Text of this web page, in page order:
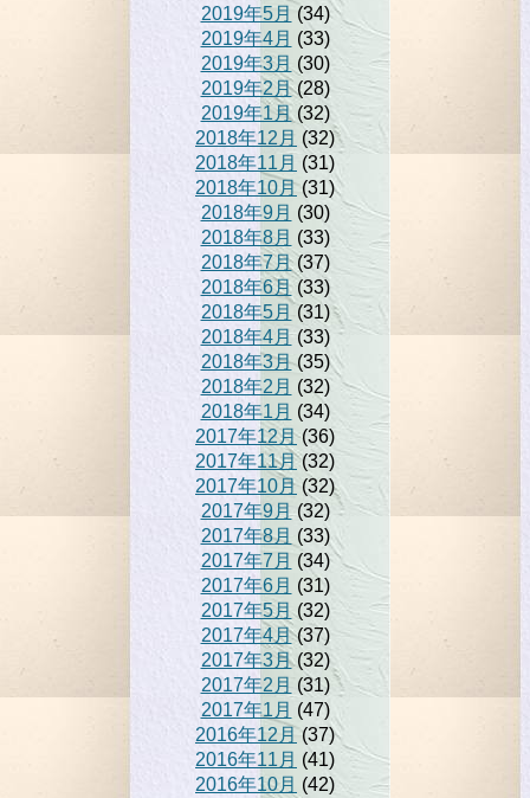
2019年5月 (34)
2019年4月 (33)
2019年3月 (30)
2019年2月(28)
2019年1月(32)
2018年12月 (32)
2018年11月 (31)
2018年10月 (31)
2018年9月 (30)
2018年8月 (33)
2018年7月(37)
2018年6月(33)
2018年5月 (31)
2018年4月(33)
2018年3月(35)
2018年2月 (32)
2018年1月 (34)
2017年12月(36)
2017年11月(32)
2017年10月 (32)
2017年9月(32)
2017年8月 (33)
2017年7月 (34)
2017年6月 (31)
2017年5月 (32)
2017年4月(37)
2017年3月(32)
2017年2月 (31)
2017年1月 (47)
2016年12月 (37)
2016年11月 (41)
2016年10月 (42)